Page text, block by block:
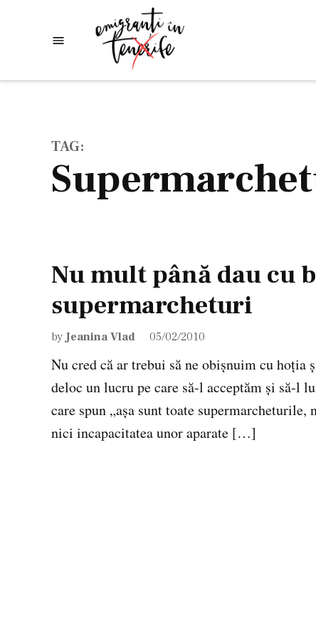
TAG:
Nu mult până dau cu
supermarcheturi
by Jeanina Vlad 05/02/2010
Nu cred că ar trebui să ne obişnuim cu hoţia
deloc un lucru pe care să-l acceptăm şi să-l
care spun „aşa sunt toate
nici incapacitatea unor aparate […]